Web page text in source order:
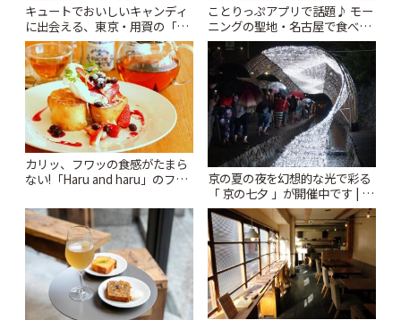
キュートでおいしいキャンディ
に出会える、東京・用賀の「テ
ィックトック」 | ことりっぷ
ことりっぷアプリで話題♪ モー
ニングの聖地・名古屋で食べた
い朝ごはん5選 | ことりっぷ
カリッ、フワッの食感がたまら
ない!「Haru and haru」のフレ
京の夏の夜を幻想的な光で彩る
「 京の七夕 」が開催中です | こ
とりっぷ